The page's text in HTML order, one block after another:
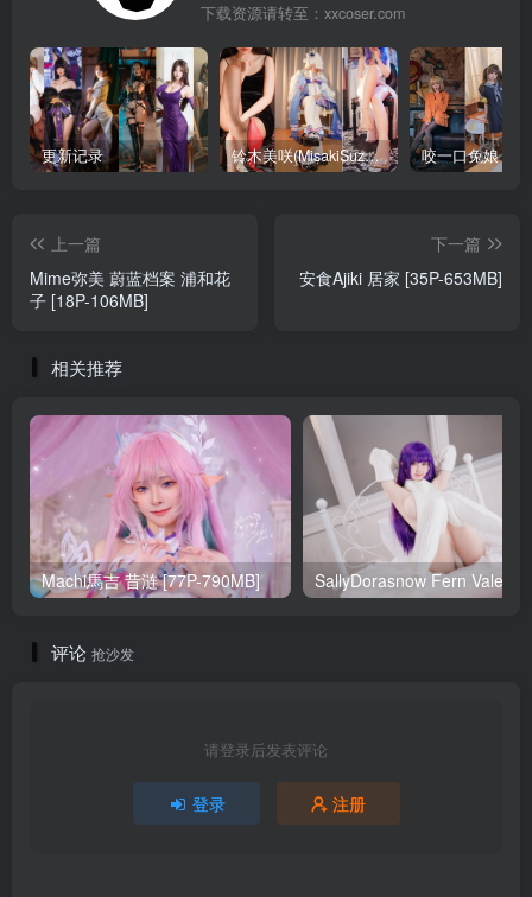
下载资源请转至：xxcoser.com
更新记录 铃木美咲(MisakiSuzuki) 合集下载 咬一口兔娘 合
上一篇
Mime弥美 蔚蓝档案 浦和花
子 [18P-106MB]
下一篇
安食Ajiki 居家 [35P-653MB]
相关推荐
Machi馬吉 昔涟 [77P-790MB]
评论 抢沙发
请登录后发表评论
登录 注册